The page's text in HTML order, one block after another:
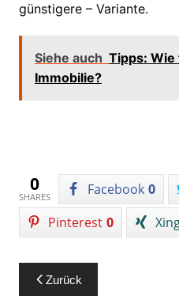
günstigere – Variante.
Siehe auch Tipps:
Immobilie?
0
SHARES Facebook 0
Pinterest 0
Beitragsnavigation
Zurück